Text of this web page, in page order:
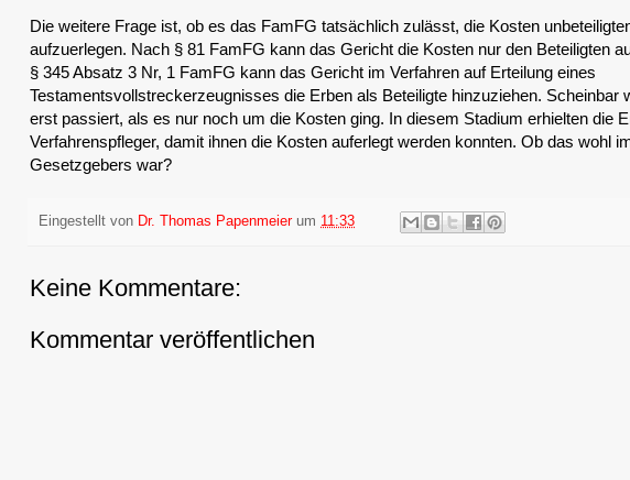
Die weitere Frage ist, ob es das FamFG tatsächlich zulässt, die Kosten
aufzuerlegen. Nach § 81 FamFG kann das Gericht die Kosten nur den Beteiligten
§ 345 Absatz 3 Nr, 1 FamFG kann das Gericht im Verfahren auf Erteilung eines
Testamentsvollstreckerzeugnisses die Erben als Beteiligte hinzuziehen. Scheinbar
erst passiert, als es nur noch um die Kosten ging. In diesem Stadium erhielten die
Verfahrenspfleger, damit ihnen die Kosten auferlegt werden konnten. Ob das wohl
Gesetzgebers war?
Eingestellt von Dr. Thomas Papenmeier um 11:33
Keine Kommentare:
Kommentar veröffentlichen